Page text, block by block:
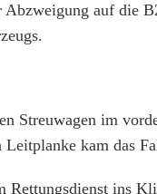
auf die
Streuwagen im
kam das
ins